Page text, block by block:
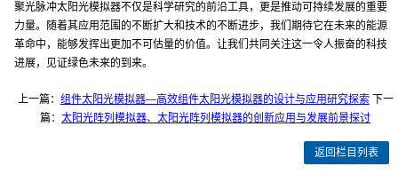
聚光脉冲太阳光模拟器不仅是科学研究的前沿工具，更是推动可持续发展的重要
力量。随着其应用范围的不断扩大和技术的不断进步，我们期待它在未来的能源
革命中，能够发挥出更加不可估量的价值。让我们共同关注这一令人振奋的科技
进展，见证绿色未来的到来。
上一篇： 组件太阳光模拟器—高效组件太阳光模拟器的设计与应用研究探索下一
篇：太阳光阵列模拟器、太阳光阵列模拟器的创新应用与发展前景探讨
返回栏目列表